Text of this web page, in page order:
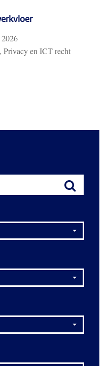
Privacy en ICT recht